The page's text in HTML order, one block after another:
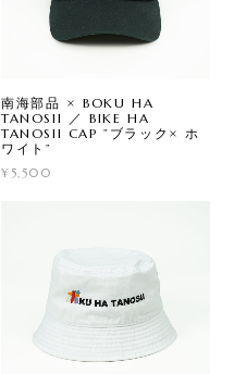
南海部品 × BOKU HA
TANOSII ／ BIKE HA
TANOSII CAP ”ブラック× ホ
ワイト”
¥5,500